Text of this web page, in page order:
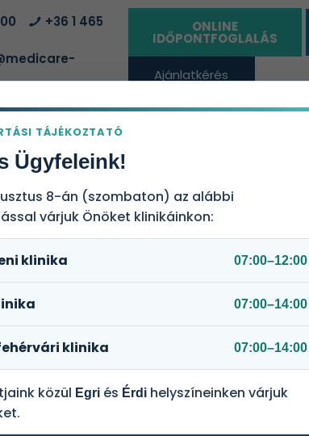
+36 1 465
ONLINE
IDŐPONTFOGLALÁS
Ajánlatkérés
vállalatoknak
EGÉSZSÉGBIZTOSÍTÁSI CSOMAGOK
TÁJÉKOZTATÓ
Ügyfeleink!
8-án (szombaton) az alábbi
várjuk Önöket klinikáinkon:
klinika 07:00–12:00
07:00–14:00
klinika 07:00–14:00
közül Egri és Érdi helyszíneinken várjuk